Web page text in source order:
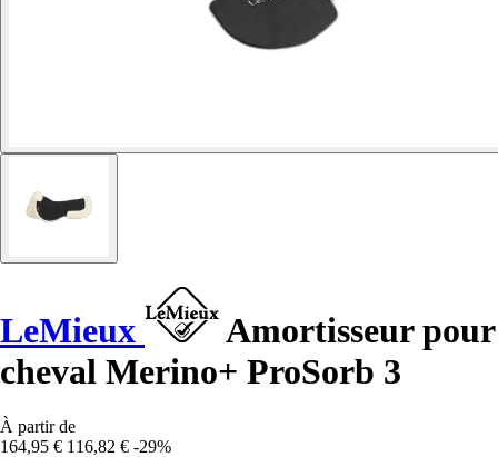
LeMieux
Amortisseur pour
cheval Merino+ ProSorb 3
À partir de
164,95 € 116,82 € -29%